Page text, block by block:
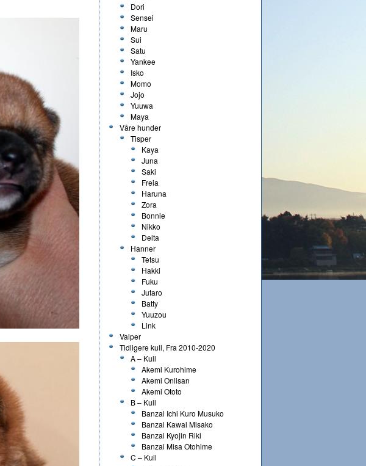
Dori
Sensei
Maru
Sui
Satu
Yankee
Isko
Momo
Jojo
Yuuwa
Maya
Våre hunder
Tisper
Kaya
Juna
Saki
Freia
Haruna
Zora
Bonnie
Nikko
Delta
Hanner
Tetsu
Hakki
Fuku
Jutaro
Batty
Yuuzou
Link
Valper
Tidligere kull, Fra 2010-2020
A – Kull
Akemi Kurohime
Akemi Oniisan
Akemi Ototo
B – Kull
Banzai Ichi Kuro Musuko
Banzai Kawai Misako
Banzai Kyojin Riki
Banzai Misa Otohime
C – Kull